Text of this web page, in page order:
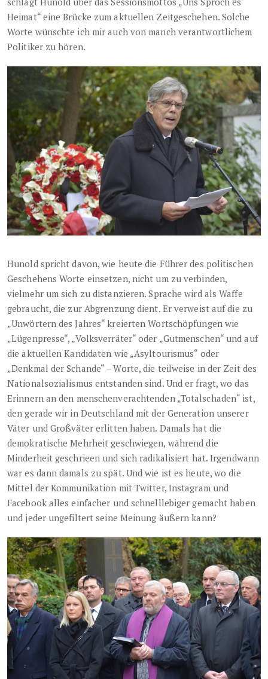
Heimat“ eine Brücke zum aktuellen Zeitgeschehen. Solche
Worte wünschte ich mir auch von manch verantwortlichem
Politiker zu hören.
Hunold spricht davon, wie heute die Führer des politischen
Geschehens Worte einsetzen, nicht um zu verbinden,
vielmehr um sich zu distanzieren. Sprache wird als Waffe
gebraucht, die zur Abgrenzung dient. Er verweist auf die zu
„Unwörtern des Jahres“ kreierten Wortschöpfungen wie
„Lügenpresse“, „Volksverräter“ oder „Gutmenschen“ und auf
die aktuellen Kandidaten wie „Asyltourismus“ oder
„Denkmal der Schande“ – Worte, die teilweise in der Zeit des
Nationalsozialismus entstanden sind. Und er fragt, wo das
Erinnern an den menschenverachtenden „Totalschaden“ ist,
den gerade wir in Deutschland mit der Generation unserer
Väter und Großväter erlitten haben. Damals hat die
demokratische Mehrheit geschwiegen, während die
Minderheit geschrieen und sich radikalisiert hat. Irgendwann
war es dann damals zu spät. Und wie ist es heute, wo die
Mittel der Kommunikation mit Twitter, Instagram und
Facebook alles einfacher und schnelllebiger gemacht haben
und jeder ungefiltert seine Meinung äußern kann?